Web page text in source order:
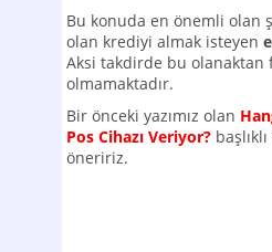
Bu konuda en önemli olan
olan krediyi almak isteyen
Aksi takdirde bu olanaktan
olmamaktadır.
Bir önceki yazımız olan
Pos Cihazı Veriyor?
öneririz.